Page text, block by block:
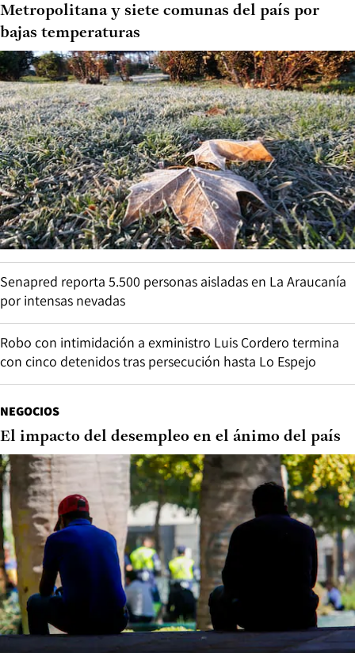
Metropolitana y siete comunas del país por
bajas temperaturas
Senapred reporta 5.500 personas aisladas en La Araucanía
por intensas nevadas
Robo con intimidación a exministro Luis Cordero termina
con cinco detenidos tras persecución hasta Lo Espejo
NEGOCIOS
El impacto del desempleo en el ánimo del país